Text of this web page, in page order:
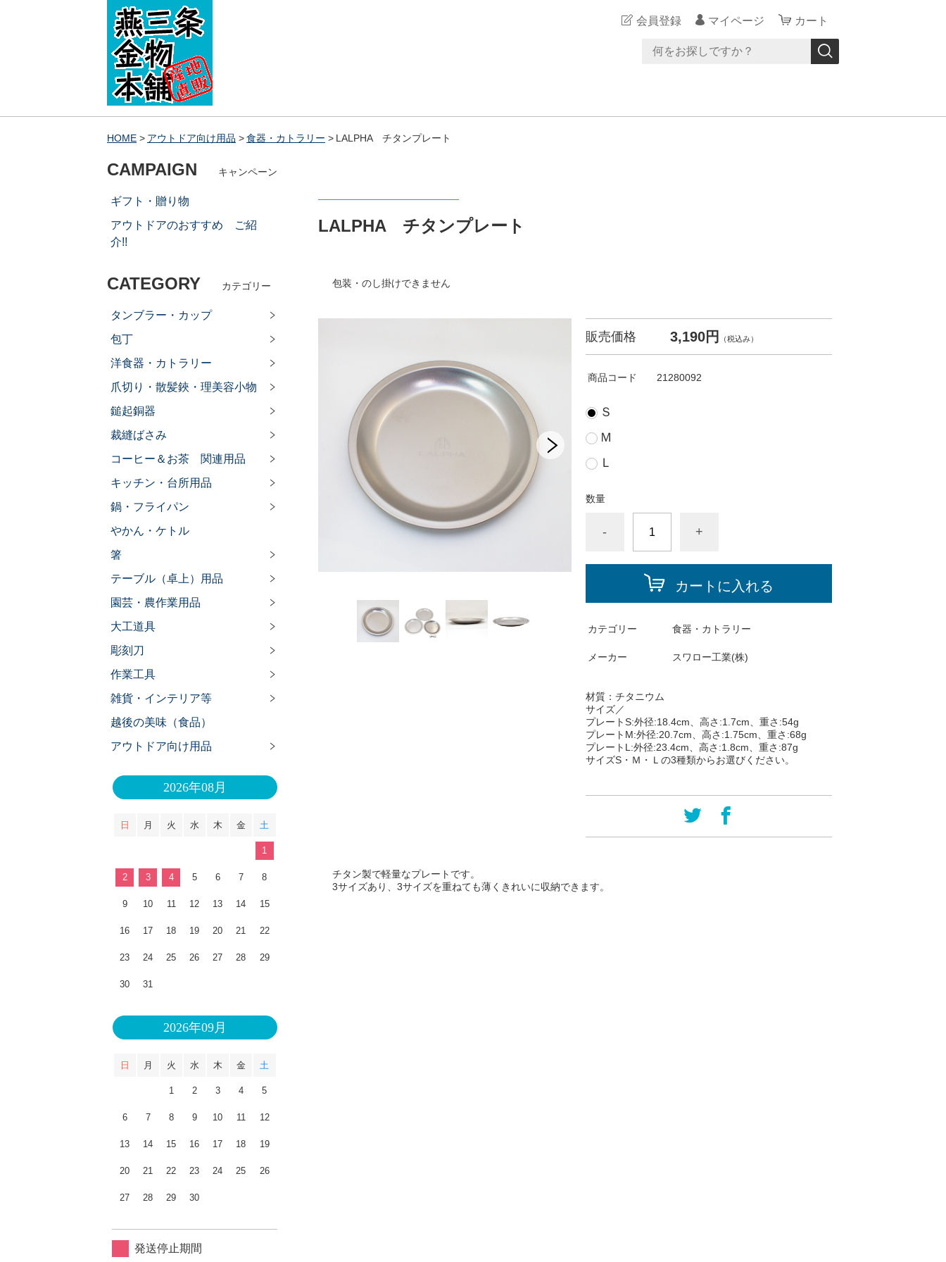
会員登録 マイページ カート
HOME アウトドア向け用品 食器・カトラリー LALPHA チタンプレート
LALPHA チタンプレート
包装・のし掛けできません
販売価格 3,190円 （税込み）
商品コード 21280092
Ｓ
Ｍ
Ｌ
数量
- +
カートに入れる
カテゴリー 食器・カトラリー
メーカー スワロー工業(株)
材質： チタニウム
サイズ／
プレートS:外径:18.4cm、高さ:1.7cm、重さ:54g
プレートM:外径:20.7cm、高さ:1.75cm、重さ:68g
プレートL:外径:23.4cm、高さ:1.8cm、重さ:87g
サイズS・Ｍ・Ｌの3種類からお選びください。
チタン製で軽量なプレートです。
3サイズあり、3サイズを重ねても薄くきれいに収納できます。
CAMPAIGN キャンペーン
ギフト・贈り物
アウトドアのおすすめ ご紹
介!!
CATEGORY カテゴリー
タンブラー・カップ
包丁
洋食器・カトラリー
爪切り・散髪鋏・理美容小物
鎚起銅器
裁縫ばさみ
コーヒー＆お茶 関連用品
キッチン・台所用品
鍋・フライパン
やかん・ケトル
箸
テーブル（卓上）用品
園芸・農作業用品
大工道具
彫刻刀
作業工具
雑貨・インテリア等
越後の美味（食品）
アウトドア向け用品
2026年08月
日 月 火 水 木 金 土
1
2 3 4 5 6 7 8
9 10 11 12 13 14 15
16 17 18 19 20 21 22
23 24 25 26 27 28 29
30 31
2026年09月
日 月 火 水 木 金 土
1 2 3 4 5
6 7 8 9 10 11 12
13 14 15 16 17 18 19
20 21 22 23 24 25 26
27 28 29 30
発送停止期間